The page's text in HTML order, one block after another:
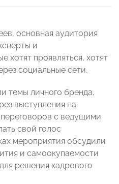
основная аудитория
и
хотят проявляться, хотят
социальные сети.
темы личного бренда,
выступления на
с ведущими
свой голос
мероприятия обсудили
и самоокупаемости
решения кадрового